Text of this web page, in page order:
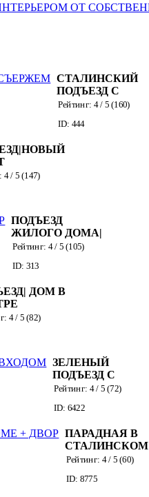
СТАЛИНСКИЙ
ПОДЪЕЗД С
КОНСЪЕРЖЕМ
Рейтинг: 4/ 5 (160)
ID: 444
4/ 5 (147)
ПОДЪЕЗД
ЖИЛОГО ДОМА|
ЦЕНТР
Рейтинг: 4/ 5 (105)
ID: 313
ДОМ В
4/ 5 (82)
ЗЕЛЕНЫЙ
ПОДЪЕЗД С
ЧЕРНЫМ
Рейтинг: 4/ 5 (72)
ID: 6422
ПАРАДНАЯ В
СТАЛИНСКОМ
ДОМЕ + ДВОР
Рейтинг: 4/ 5 (60)
ID: 8775